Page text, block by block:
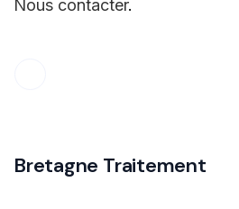
Nous contacter.
Bretagne Traitement